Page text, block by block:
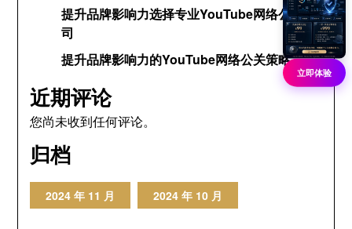
提升品牌影响力选择专业YouTube网络公关公
司
提升品牌影响力的YouTube网络公关策略
近期评论
您尚未收到任何评论。
归档
2024 年 11 月 2024 年 10 月
立即体验